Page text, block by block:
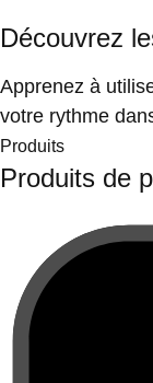
Découvrez
Apprenez à
votre rythme
Produits
Produits de